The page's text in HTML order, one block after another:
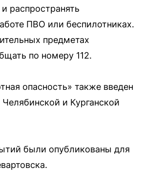
распространять
ПВО или беспилотниках.
предметах
по номеру 112.
опасность» также введен
и Курганской
были опубликованы для